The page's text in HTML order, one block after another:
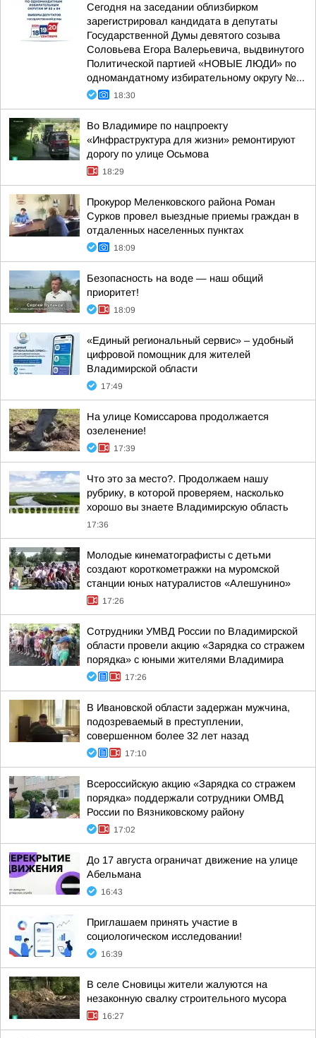
Сегодня на заседании облизбирком
зарегистрировал кандидата в депутаты
Государственной Думы девятого созыва
Соловьева Егора Валерьевича, выдвинутого
Политической партией «НОВЫЕ ЛЮДИ» по
одномандатному избирательному округу №...
18:30
Во Владимире по нацпроекту
«Инфраструктура для жизни» ремонтируют
дорогу по улице Осьмова
18:29
Прокурор Меленковского района Роман
Сурков провел выездные приемы граждан в
отдаленных населенных пунктах
18:09
Безопасность на воде — наш общий
приоритет!
18:09
«Единый региональный сервис» – удобный
цифровой помощник для жителей
Владимирской области
17:49
На улице Комиссарова продолжается
озеленение!
17:39
Что это за место?. Продолжаем нашу
рубрику, в которой проверяем, насколько
хорошо вы знаете Владимирскую область
17:36
Молодые кинематографисты с детьми
создают короткометражки на муромской
станции юных натуралистов «Алешунино»
17:26
Сотрудники УМВД России по Владимирской
области провели акцию «Зарядка со стражем
порядка» с юными жителями Владимира
17:26
В Ивановской области задержан мужчина,
подозреваемый в преступлении,
совершенном более 32 лет назад
17:10
Всероссийскую акцию «Зарядка со стражем
порядка» поддержали сотрудники ОМВД
России по Вязниковскому району
17:02
До 17 августа ограничат движение на улице
Абельмана
16:43
Приглашаем принять участие в
социологическом исследовании!
16:39
В селе Сновицы жители жалуются на
незаконную свалку строительного мусора
16:27